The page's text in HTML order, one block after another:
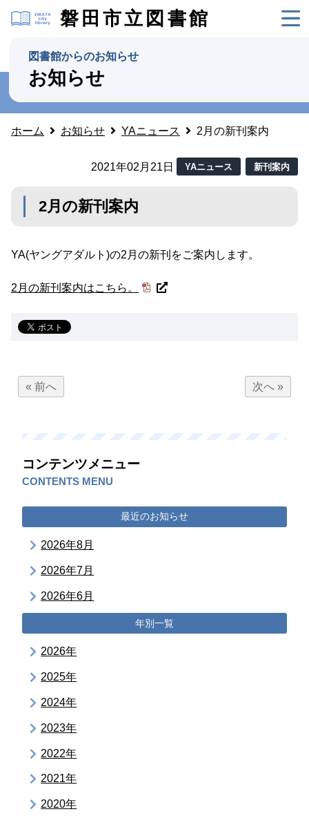
磐田市立図書館
図書館からのお知らせ
お知らせ
ホーム お知らせ YAニュース 2月の新刊案内
2021年02月21日 YAニュース 新刊案内
2月の新刊案内
YA(ヤングアダルト)の2月の新刊をご案内します。
2月の新刊案内はこちら。
« 前へ 次へ »
コンテンツメニュー
CONTENTS MENU
最近のお知らせ
2026年8月
2026年7月
2026年6月
年別一覧
2026年
2025年
2024年
2023年
2022年
2021年
2020年